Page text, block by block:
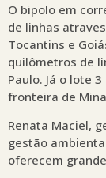
O bipolo em
de linhas
Tocantins e
quilômetros de
Paulo. Já o lote
fronteira de
Renata Maciel,
gestão
oferecem